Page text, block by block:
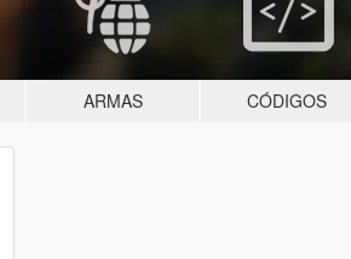
ARMAS CÓDIGOS